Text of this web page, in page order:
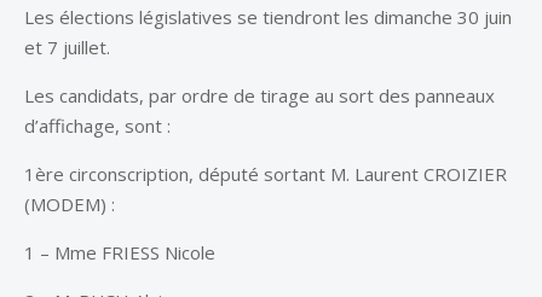
Les élections législatives se tiendront les dimanche 30 juin
et 7 juillet.
Les candidats, par ordre de tirage au sort des panneaux
d’affichage, sont :
1ère circonscription, député sortant M. Laurent CROIZIER
(MODEM) :
1 – Mme FRIESS Nicole